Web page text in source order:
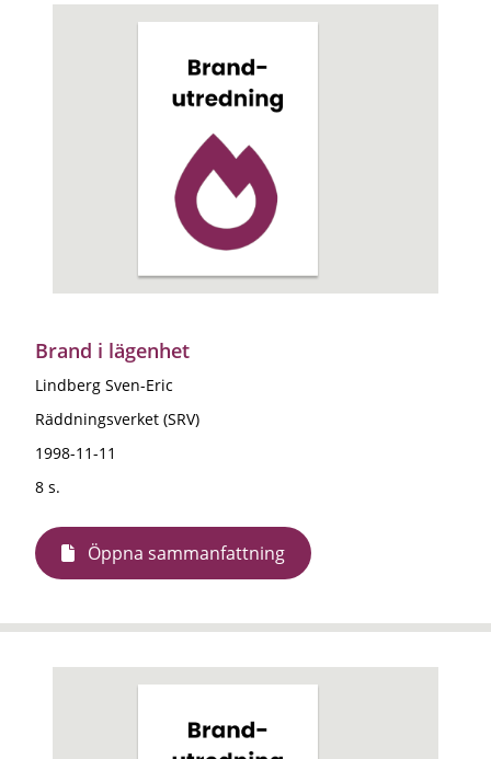
Brand i lägenhet
Lindberg Sven-Eric
Räddningsverket (SRV)
1998-11-11
8 s.
Öppna sammanfattning